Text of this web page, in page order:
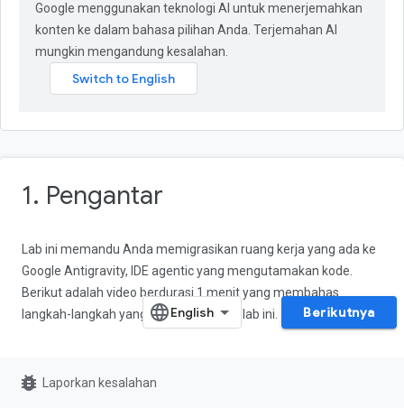
Google menggunakan teknologi AI untuk menerjemahkan
konten ke dalam bahasa pilihan Anda. Terjemahan AI
mungkin mengandung kesalahan.
1. Pengantar
Lab ini memandu Anda memigrasikan ruang kerja yang ada ke
Google Antigravity, IDE agentic yang mengutamakan kode.
Berikut adalah video berdurasi 1 menit yang membahas
langkah-langkah yang akan kita ikuti di lab ini.
Berikutnya
bug_report Laporkan kesalahan